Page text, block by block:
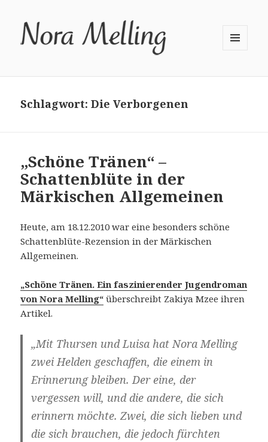
WIDGETS
Schlagwort:Die Verborgenen
„Schöne Tränen“ –
Schattenblüte in der
Märkischen Allgemeinen
Heute, am 18.12.2010 war eine besonders schöne
Schattenblüte-Rezension in der Märkischen
Allgemeinen.
„Schöne Tränen. Ein faszinierender Jugendroman
von Nora Melling“ überschreibt Zakiya Mzee ihren
Artikel.
„Mit Thursen und Luisa hat Nora Melling
zwei Helden geschaffen, die einem in
Erinnerung bleiben. Der eine, der
vergessen will, und die andere, die sich
erinnern möchte. Zwei, die sich lieben und
die sich brauchen, die jedoch fürchten